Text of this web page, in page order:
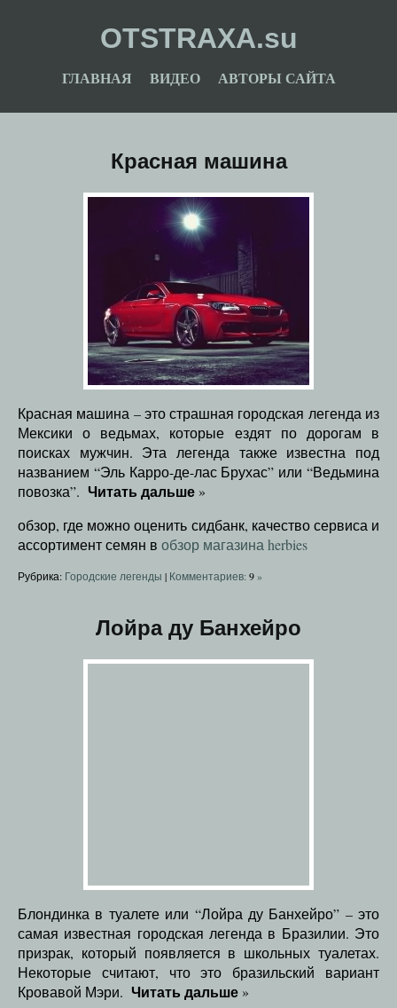
OTSTRAXA.su
ГЛАВНАЯ ВИДЕО АВТОРЫ САЙТА
Красная машина
Красная машина – это страшная городская легенда из
Мексики о ведьмах, которые ездят по дорогам в
поисках мужчин. Эта легенда также известна под
названием “Эль Карро-де-лас Брухас” или “Ведьмина
повозка”. Читать дальше »
обзор, где можно оценить сидбанк, качество сервиса и
ассортимент семян в обзор магазина herbies
Рубрика: Городские легенды | Комментариев: 9»
Лойра ду Банхейро
Блондинка в туалете или “Лойра ду Банхейро” – это
самая известная городская легенда в Бразилии. Это
призрак, который появляется в школьных туалетах.
Некоторые считают, что это бразильский вариант
Кровавой Мэри. Читать дальше »